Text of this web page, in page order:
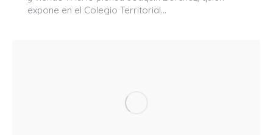
expone en el Colegio Territorial…